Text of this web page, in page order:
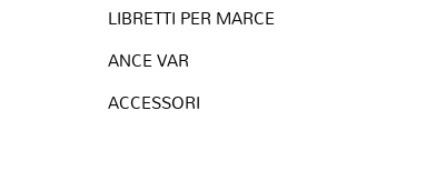
LIBRETTI PER MARCE
ANCE VAR
ACCESSORI